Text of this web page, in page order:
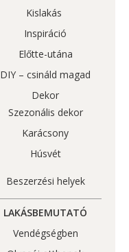
Kislakás
Inspiráció
Előtte-utána
DIY – csináld magad
Dekor
Szezonális dekor
Karácsony
Húsvét
Beszerzési helyek
LAKÁSBEMUTATÓ
Vendégségben